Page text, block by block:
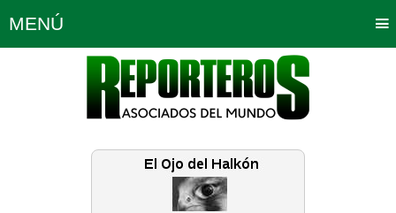
MENÚ
Política Opinión Bogotá
Planeta Tierra Deportes
Educación Neira